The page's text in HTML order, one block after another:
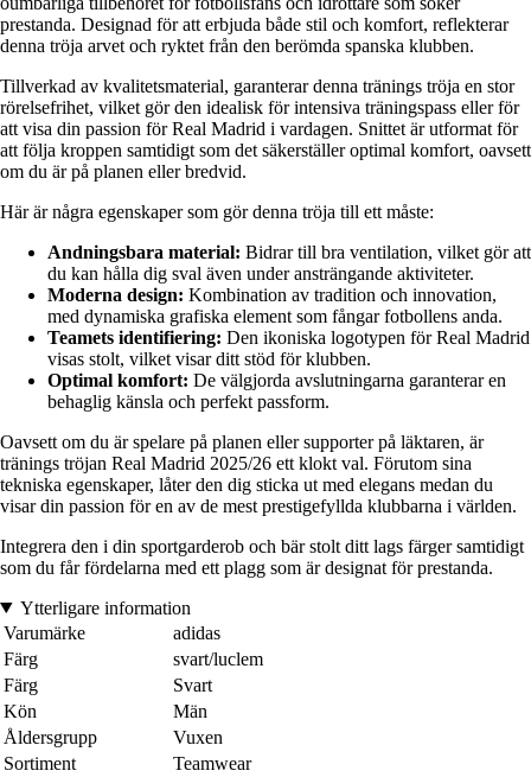
prestanda. Designad för att erbjuda både stil och komfort, reflekterar
denna tröja arvet och ryktet från den berömda spanska klubben.
Tillverkad av kvalitetsmaterial, garanterar denna tränings tröja en stor
rörelsefrihet, vilket gör den idealisk för intensiva träningspass eller för
att visa din passion för Real Madrid i vardagen. Snittet är utformat för
att följa kroppen samtidigt som det säkerställer optimal komfort, oavsett
om du är på planen eller bredvid.
Här är några egenskaper som gör denna tröja till ett måste:
Andningsbara material: Bidrar till bra ventilation, vilket gör att
du kan hålla dig sval även under ansträngande aktiviteter.
Moderna design: Kombination av tradition och innovation,
med dynamiska grafiska element som fångar fotbollens anda.
Teamets identifiering: Den ikoniska logotypen för Real Madrid
visas stolt, vilket visar ditt stöd för klubben.
Optimal komfort: De välgjorda avslutningarna garanterar en
behaglig känsla och perfekt passform.
Oavsett om du är spelare på planen eller supporter på läktaren, är
tränings tröjan Real Madrid 2025/26 ett klokt val. Förutom sina
tekniska egenskaper, låter den dig sticka ut med elegans medan du
visar din passion för en av de mest prestigefyllda klubbarna i världen.
Integrera den i din sportgarderob och bär stolt ditt lags färger samtidigt
som du får fördelarna med ett plagg som är designat för prestanda.
Ytterligare information
Varumärke
adidas
Färg
svart/luclem
Färg
Svart
Kön
Män
Åldersgrupp
Vuxen
Sortiment
Teamwear